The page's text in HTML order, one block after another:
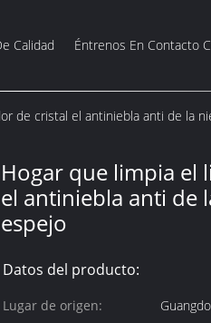
Calidad Éntrenos En Contacto
de cristal el antiniebla anti de la
Hogar que limpia el
el antiniebla anti de
espejo
Datos del producto:
Lugar de origen: